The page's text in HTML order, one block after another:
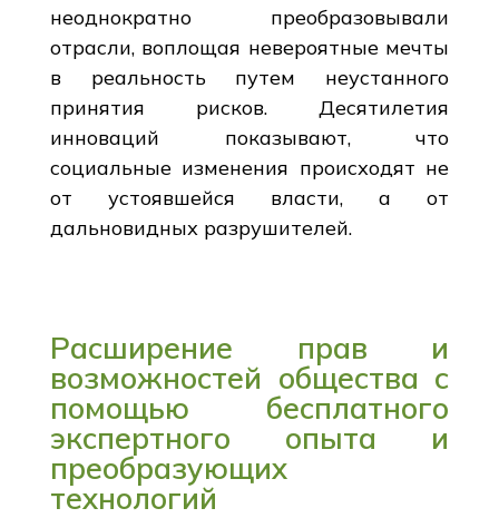
неоднократно преобразовывали
отрасли, воплощая невероятные мечты
в реальность путем неустанного
принятия рисков. Десятилетия
инноваций показывают, что
социальные изменения происходят не
от устоявшейся власти, а от
дальновидных разрушителей.
Расширение прав и
возможностей общества с
помощью бесплатного
экспертного опыта и
преобразующих
технологий